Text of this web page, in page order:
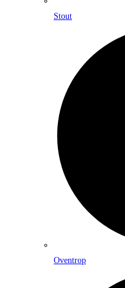
Stout
Oventrop